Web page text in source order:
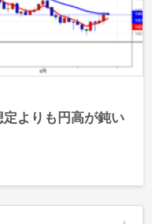
よりも円高が鈍い